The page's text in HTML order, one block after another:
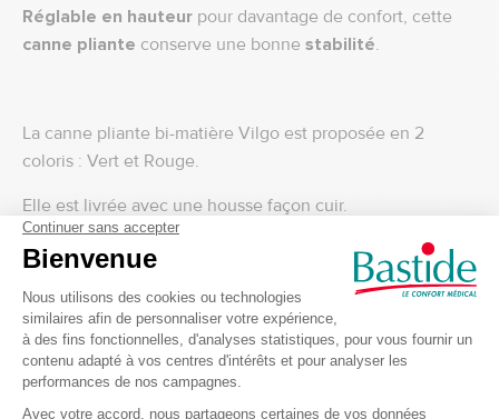
Réglable en hauteur pour davantage de confort, cette
canne pliante conserve une bonne stabilité.
La canne pliante bi-matière Vilgo est proposée en 2
coloris : Vert et Rouge.
Elle est livrée avec une housse façon cuir.
Caractéristiques techniques de la canne Vilgo
Hauteur : de 80 à 90 cm
Epaisseur poignée : 2,3 cm
Embout : 18 x 38 noir